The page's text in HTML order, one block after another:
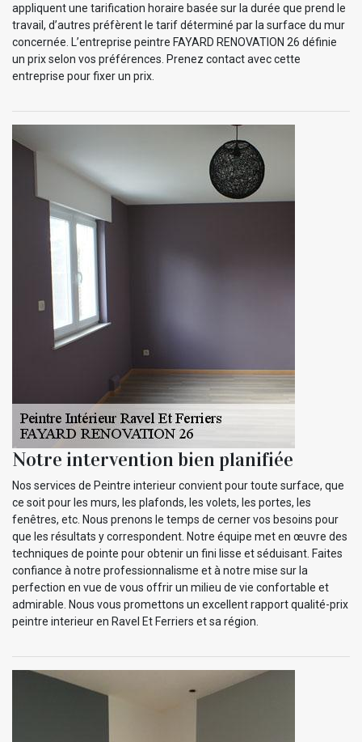
appliquent une tarification horaire basée sur la durée que prend le
travail, d’autres préfèrent le tarif déterminé par la surface du mur
concernée. L’entreprise peintre FAYARD RENOVATION 26 définie
un prix selon vos préférences. Prenez contact avec cette
entreprise pour fixer un prix.
Notre intervention bien planifiée
Nos services de Peintre interieur convient pour toute surface, que
ce soit pour les murs, les plafonds, les volets, les portes, les
fenêtres, etc. Nous prenons le temps de cerner vos besoins pour
que les résultats y correspondent. Notre équipe met en œuvre des
techniques de pointe pour obtenir un fini lisse et séduisant. Faites
confiance à notre professionnalisme et à notre mise sur la
perfection en vue de vous offrir un milieu de vie confortable et
admirable. Nous vous promettons un excellent rapport qualité-prix
peintre interieur en Ravel Et Ferriers et sa région.